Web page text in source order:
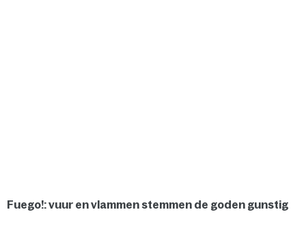
Fuego!: vuur en vlammen stemmen de goden gunstig